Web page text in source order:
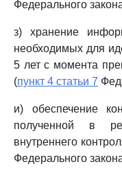
Федерального
з) хранение
необходимых для
5 лет с момента
(пункт 4 статьи 7
и) обеспечение
полученной в
внутреннего
Федерального